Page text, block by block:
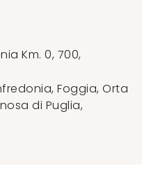
Km. 0, 700,
Foggia, Orta
di Puglia,